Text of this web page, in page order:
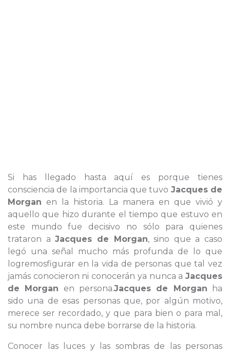
Si has llegado hasta aquí es porque tienes
consciencia de la importancia que tuvo Jacques de
Morgan en la historia. La manera en que vivió y
aquello que hizo durante el tiempo que estuvo en
este mundo fue decisivo no sólo para quienes
trataron aJacques de Morgan, sino que a caso
legó una señal mucho más profunda de lo que
logremosfigurar en la vida de personas que tal vez
jamás conocieron ni conocerán ya nunca a Jacques
de Morgan en persona.Jacques de Morgan ha
sido una de esas personas que, por algún motivo,
merece ser recordado, y que para bien o para mal,
su nombre nunca debe borrarse de la historia.
Conocer las luces y las sombras de las personas